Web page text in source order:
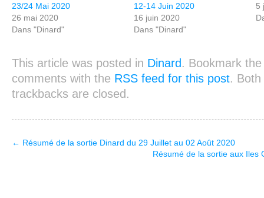
23/24 Mai 2020
26 mai 2020
Dans "Dinard"
12-14 Juin 2020
16 juin 2020
Dans "Dinard"
5
This article was posted in Dinard . Bookmark
comments with the RSS feed for this post. Both
trackbacks are closed.
← Résumé de la sortie Dinard du 29 Juillet au 02 Août 2020
Résumé de la sortie aux